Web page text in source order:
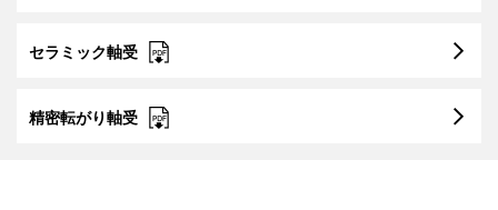
セラミック軸受
精密転がり軸受